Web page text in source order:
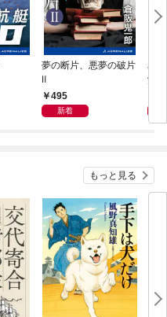
夢の断片、悪夢の破片
Ⅱ
495
新着
星
覚
もっと見る